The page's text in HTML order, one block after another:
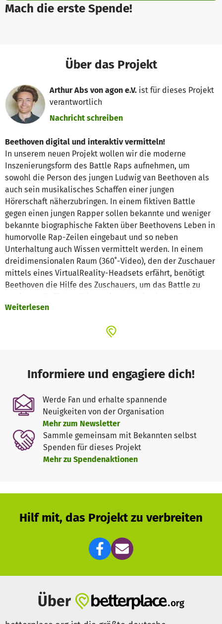
Mach die erste Spende!
Über das Projekt
Arthur Abs von agon e.V. ist für dieses Projekt
verantwortlich
Nachricht schreiben
Beethoven digital und interaktiv vermitteln!
In unserem neuen Projekt wollen wir die moderne
Inszenierungsform des Battle Raps aufnehmen, um
sowohl die Person des jungen Ludwig van Beethoven als
auch sein musikalisches Schaffen einer jungen
Hörerschaft näherzubringen. In einem fiktiven Battle
gegen einen jungen Rapper sollen bekannte und weniger
bekannte biographische Fakten über Beethovens Leben in
humorvolle Rap-Zeilen eingebaut und so neben
Unterhaltung auch Wissen vermittelt werden. In einem
dreidimensionalen Raum (360˚-Video), den der Zuschauer
mittels eines VirtualReality-Headsets erfährt, benötigt
Beethoven die Hilfe des Zuschauers, um das Battle zu
beteiligten Künstler und Musiker zu bezahlen.
Gesellschaft zur Förderung von Theater und Musik e.V.«
und setzen uns für die Bildung junger Menschen ein, die
aufgrund sozialer Umstände einen erschwerten Zugang zu
Kultur und gesellschaftlicher Partizipation haben. agon
e.V. ist eine Förderplattform für individuelle Initiativen
und experimentelle Projektideen von Jugendlichen und
vermittelt Kultur u.a. durch innovative Kulturprojekte,
kostenfreie Workshops, Coachings und
Podiumsdiskussionen. Für unser ehrenamtliches
Was wir fördern
agon e.V. fördert Projektideen und die Umsetzung
künstlerischer und musikalischer Initiativen, die neue
selbst ein junges Team, weshalb unsere Förderung auf
Augenhöhe erfolgt und wir unsere Förderpartner mit
nachhaltigen praxisorientierten Maßnahmen und
Weiterlesen
Informiere und engagiere dich!
Werde Fan und erhalte spannende
Neuigkeiten von der Organisation
Mehr zum Newsletter
Sammle gemeinsam mit Bekannten selbst
Spenden für dieses Projekt
Mehr zu Spendenaktionen
Hilf mit, das Projekt zu verbreiten
Über